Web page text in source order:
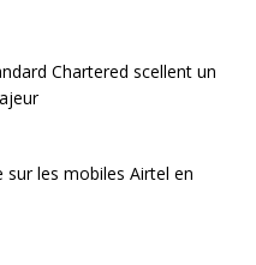
Chartered scellent un
sur les mobiles Airtel en